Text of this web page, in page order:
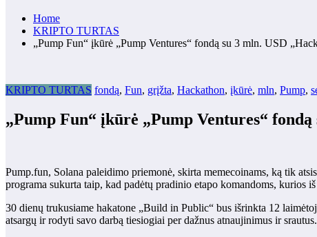
Home
KRIPTO TURTAS
„Pump Fun“ įkūrė „Pump Ventures“ fondą su 3 mln. USD
KRIPTO TURTAS fondą, Fun, grįžta, Hackathon, įkūrė, mln, Pump,
„Pump Fun“ įkūrė „Pump Ventures“
Pump.fun, Solana paleidimo priemonė, skirta memecoinams, ką tik
programa sukurta taip, kad padėtų pradinio etapo komandoms, kurios
30 dienų trukusiame hakatone „Build in Public“ bus išrinkta 12
atsargų ir rodyti savo darbą tiesiogiai per dažnus atnaujinimus ir srautus.